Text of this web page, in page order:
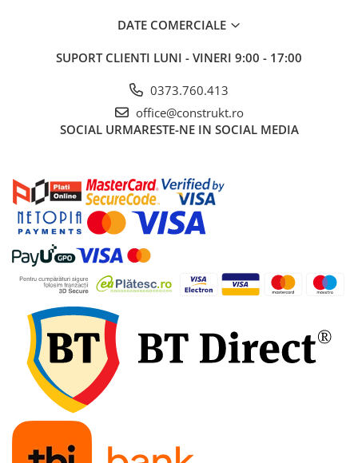
DATE COMERCIALE
SUPORT CLIENTI LUNI - VINERI 9:00 - 17:00
0373.760.413
office@construkt.ro
SOCIAL URMARESTE-NE IN SOCIAL MEDIA